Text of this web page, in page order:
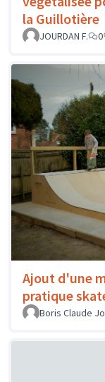
la Guillotière
JOURDAN F. 0
Ajout d'une
pratique
Boris Claude